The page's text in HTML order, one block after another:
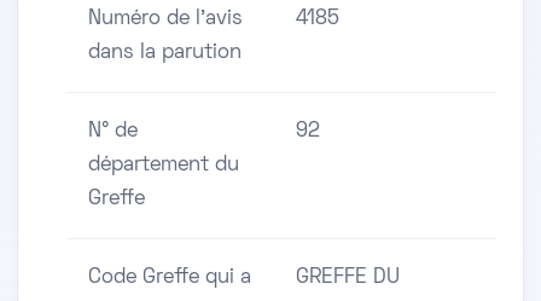
Numéro de l'avis
dans la parution
4185
N° de
département du
Greffe
92
Code Greffe qui a
GREFFE DU